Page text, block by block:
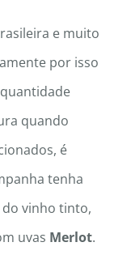
e muito
por isso
quando
é
tenha
do vinho tinto,
uvas Merlot.